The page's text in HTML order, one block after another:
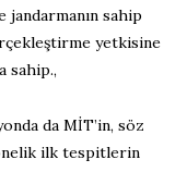
jandarmanın sahip
yetkisine
sahip.,
da MİT’in, söz
ilk tespitlerin